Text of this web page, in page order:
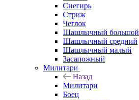
Снегирь
Стриж
Чеглок
Шашлычный большой
Шашлычный средний
Шашлычный малый
Засапожный
Милитари
Назад
Милитари
Боец